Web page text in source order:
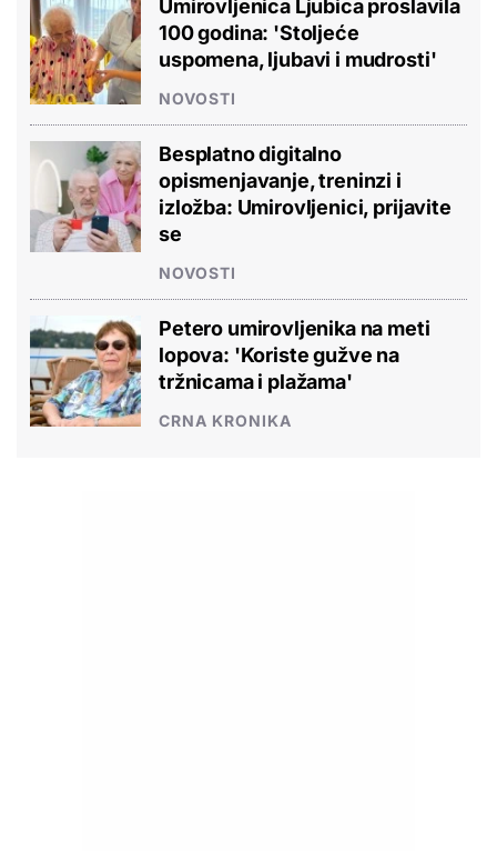
Umirovljenica Ljubica proslavila
100 godina: 'Stoljeće
uspomena, ljubavi i mudrosti'
NOVOSTI
Besplatno digitalno
opismenjavanje, treninzi i
izložba: Umirovljenici, prijavite
se
NOVOSTI
Petero umirovljenika na meti
lopova: 'Koriste gužve na
tržnicama i plažama'
CRNA KRONIKA